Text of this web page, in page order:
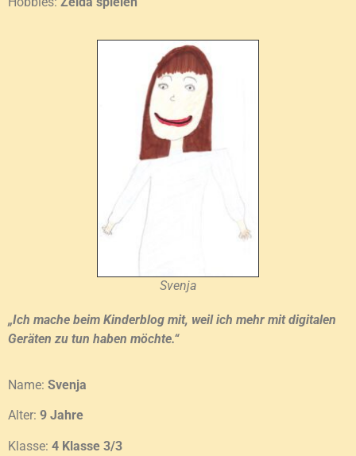
Svenja
„Ich mache beim Kinderblog mit, weil ich mehr mit digitalen
Geräten zu tun haben möchte.“
Name: Svenja
Alter: 9 Jahre
Klasse: 4 Klasse 3/3